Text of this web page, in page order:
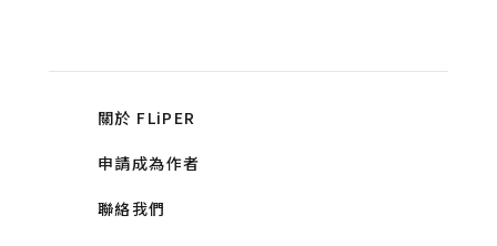
關於 FLiPER
申請成為作者
聯絡我們